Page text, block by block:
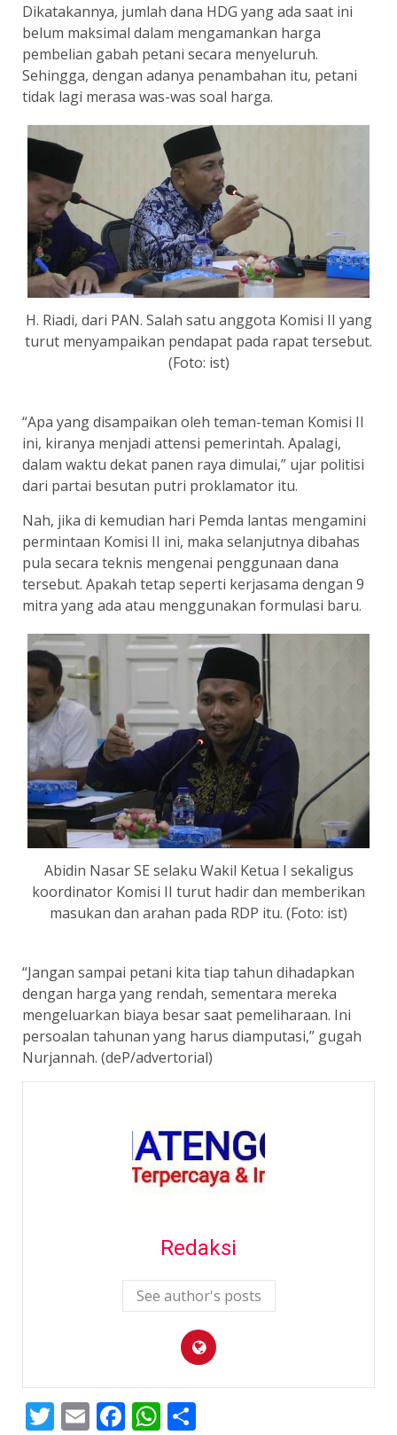
Dikatakannya, jumlah dana HDG yang ada saat ini
belum maksimal dalam mengamankan harga
pembelian gabah petani secara menyeluruh.
Sehingga, dengan adanya penambahan itu, petani
tidak lagi merasa was-was soal harga.
H. Riadi, dari PAN. Salah satu anggota Komisi II yang
turut menyampaikan pendapat pada rapat tersebut.
(Foto: ist)
“Apa yang disampaikan oleh teman-teman Komisi II
ini, kiranya menjadi attensi pemerintah. Apalagi,
dalam waktu dekat panen raya dimulai,” ujar politisi
dari partai besutan putri proklamator itu.
Nah, jika di kemudian hari Pemda lantas mengamini
permintaan Komisi II ini, maka selanjutnya dibahas
pula secara teknis mengenai penggunaan dana
tersebut. Apakah tetap seperti kerjasama dengan 9
mitra yang ada atau menggunakan formulasi baru.
Abidin Nasar SE selaku Wakil Ketua I sekaligus
koordinator Komisi II turut hadir dan memberikan
masukan dan arahan pada RDP itu. (Foto: ist)
“Jangan sampai petani kita tiap tahun dihadapkan
dengan harga yang rendah, sementara mereka
mengeluarkan biaya besar saat pemeliharaan. Ini
persoalan tahunan yang harus diamputasi,” gugah
Nurjannah. (deP/advertorial)
Redaksi
See author's posts
Twitter
EmailFacebook
WhatsApp